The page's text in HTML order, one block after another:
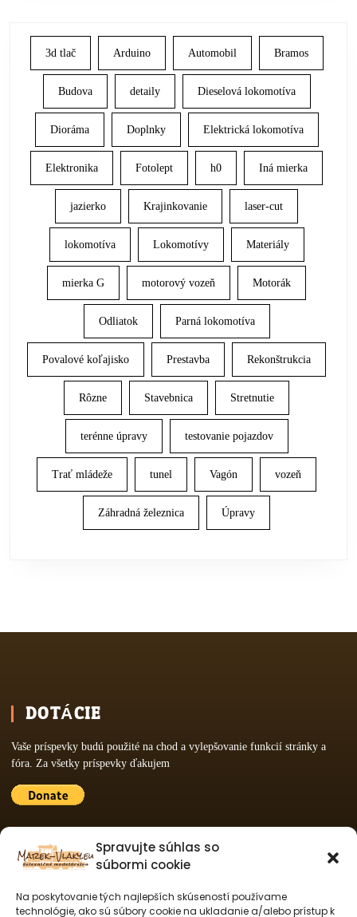
Spravujte súhlas so
súbormi cookie
Na poskytovanie tých najlepších skúseností používame
technológie, ako sú súbory cookie na ukladanie a/alebo prístup k
3d tlač Arduino Automobil Bramos
Budova detaily Dieselová lokomotíva
Dioráma Doplnky Elektrická lokomotíva
Elektronika Fotolept h0 Iná mierka
jazierko Krajinkovanie laser-cut
lokomotíva Lokomotívy Materiály
mierka G motorový vozeň Motorák
Odliatok Parná lokomotíva
Povalové koľajisko Prestavba Rekonštrukcia
Rôzne Stavebnica Stretnutie
terénne úpravy testovanie pojazdov
Trať mládeže tunel Vagón vozeň
Záhradná železnica Úpravy
DOTÁCIE
Vaše príspevky budú použité na chod a vylepšovanie funkcií stránky a
fóra. Za všetky príspevky ďakujem
PARTNERY WEBU
Netbis s.r.o.